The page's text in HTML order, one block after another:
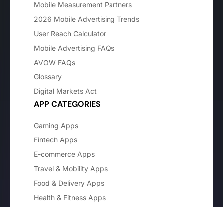
Mobile Measurement Partners
2026 Mobile Advertising Trends
User Reach Calculator
Mobile Advertising FAQs
AVOW FAQs
Glossary
Digital Markets Act
APP CATEGORIES
Gaming Apps
Fintech Apps
E-commerce Apps
Travel & Mobility Apps
Food & Delivery Apps
Health & Fitness Apps